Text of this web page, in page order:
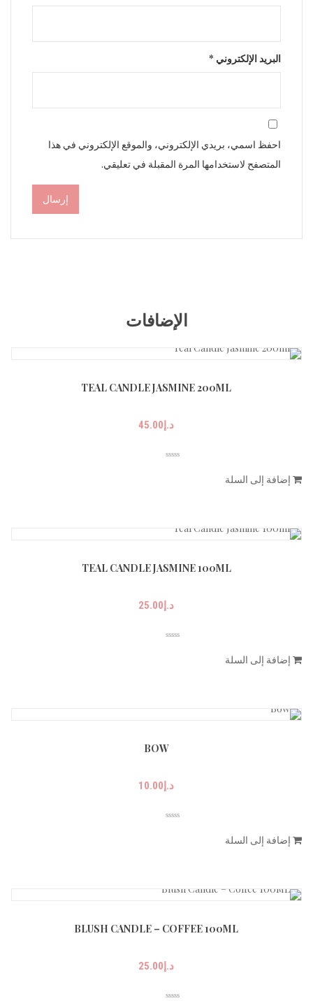
البريد الإلكتروني *
احفظ اسمي، بريدي الإلكتروني، والموقع الإلكتروني في هذا
المتصفح لاستخدامها المرة المقبلة في تعليقي.
الإضافات
TEAL CANDLE JASMINE 200ML
د.إ45.00
إضافة إلى السلة
TEAL CANDLE JASMINE 100ML
د.إ25.00
إضافة إلى السلة
BOW
د.إ10.00
إضافة إلى السلة
BLUSH CANDLE – COFFEE 100ML
د.إ25.00